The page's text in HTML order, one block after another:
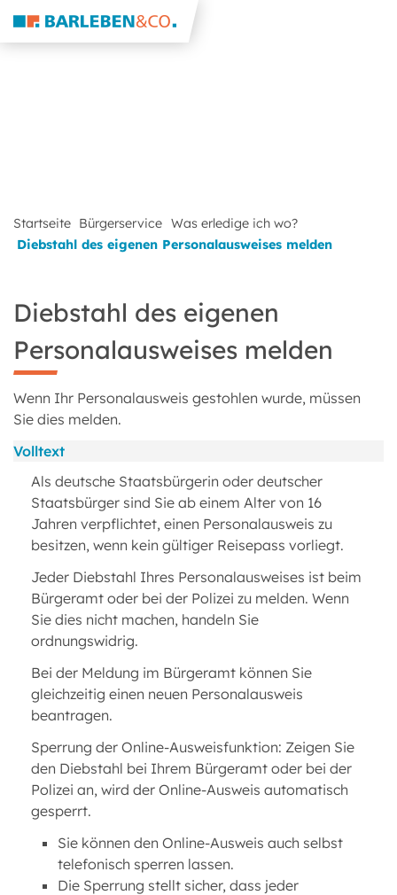
Startseite Bürgerservice Was erledige ich wo?
Diebstahl des eigenen Personalausweises melden
Diebstahl des eigenen
Personalausweises melden
Wenn Ihr Personalausweis gestohlen wurde, müssen
Sie dies melden.
Volltext
Als deutsche Staatsbürgerin oder deutscher
Staatsbürger sind Sie ab einem Alter von 16
Jahren verpflichtet, einen Personalausweis zu
besitzen, wenn kein gültiger Reisepass vorliegt.
Jeder Diebstahl Ihres Personalausweises ist beim
Bürgeramt oder bei der Polizei zu melden. Wenn
Sie dies nicht machen, handeln Sie
ordnungswidrig.
Bei der Meldung im Bürgeramt können Sie
gleichzeitig einen neuen Personalausweis
beantragen.
Sperrung der Online-Ausweisfunktion: Zeigen Sie
den Diebstahl bei Ihrem Bürgeramt oder bei der
Polizei an, wird der Online-Ausweis automatisch
gesperrt.
Sie können den Online-Ausweis auch selbst
telefonisch sperren lassen.
Die Sperrung stellt sicher, dass jeder